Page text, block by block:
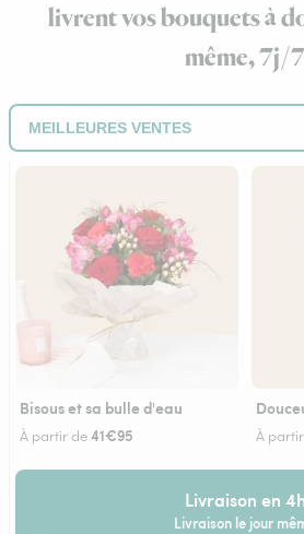
livrent vos bouquets à
même, 7j/7
Bisous et sa bulle d'eau
À partir de41€95 À
Livraison en
Livraison le jour